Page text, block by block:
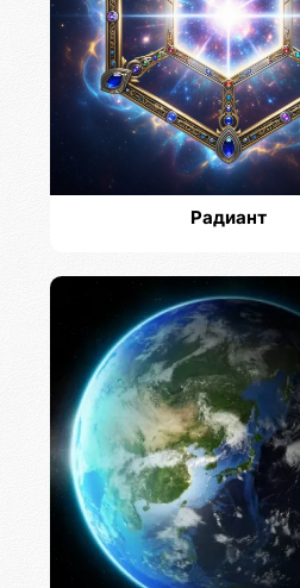
Радиант